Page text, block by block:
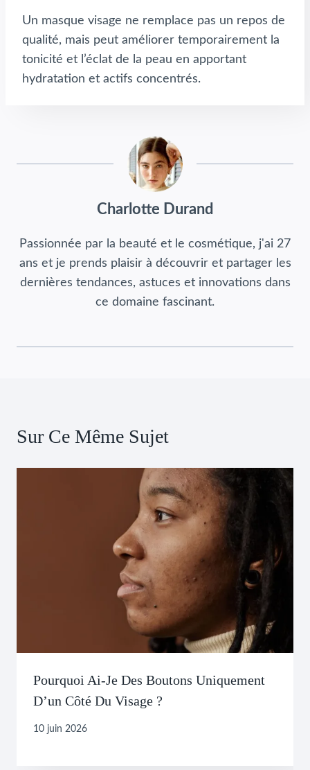
Un masque visage ne remplace pas un repos de
qualité, mais peut améliorer temporairement la
tonicité et l’éclat de la peau en apportant
hydratation et actifs concentrés.
Charlotte Durand
Passionnée par la beauté et le cosmétique, j'ai 27
ans et je prends plaisir à découvrir et partager les
dernières tendances, astuces et innovations dans
ce domaine fascinant.
Sur Ce Même Sujet
Pourquoi Ai-Je Des Boutons Uniquement
D’un Côté Du Visage ?
10 juin 2026